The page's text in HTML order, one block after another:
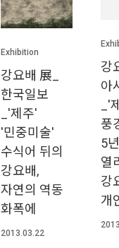
Exhibition
강요배 展_
한국일보
_'제주'
'민중미술'
수식어 뒤의
강요배,
자연의 역동
화폭에
2013.03.22
강
아
_'
풍
5
열
강
개